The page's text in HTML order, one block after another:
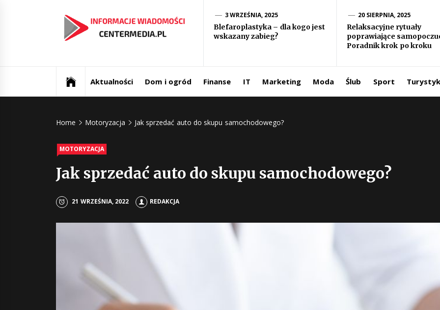
Informacje ze
świata
Centermedia.pl
3 WRZEŚNIA, 2025
Blefaroplastyka – dla kogo jest
wskazany zabieg?
20 SIERPNIA, 2025
Relaksacyjne rytuały
poprawiające
Poradnik krok po kroku
Aktualności Dom i ogród Finanse IT Marketing Moda Ślub Sport
Home Motoryzacja Jak sprzedać auto do skupu samochodowego?
MOTORYZACJA
Jak sprzedać auto do skupu samochodowego?
21 WRZEŚNIA, 2022 REDAKCJA